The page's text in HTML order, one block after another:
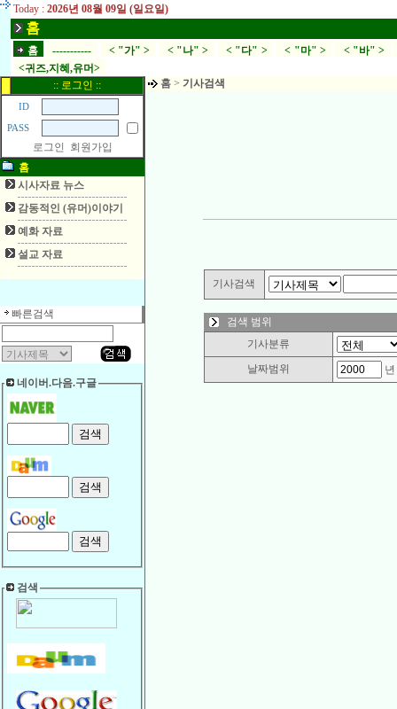
Today : 2026년 08월 09일 (일요일)
홈
홈 ----------- < "가" > < "나" > < "다" > < "마" > < "바" >
<귀즈,지혜,유머>
:: 로그인 ::
ID
PASS
로그인
회원가입
홈
시사자료 뉴스
감동적인 (유머)이야기
예화 자료
설교 자료
빠른검색
네이버.다음.구글
검색
홈 > 기사검색
기사검색
검색 범위
기사분류
날짜범위